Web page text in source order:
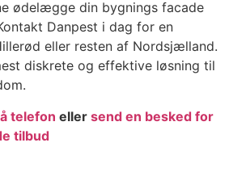
ødelægge din bygnings facade
Danpest i dag for en
eller resten af Nordsjælland.
diskrete og effektive løsning til
telefon eller send en besked for
tilbud